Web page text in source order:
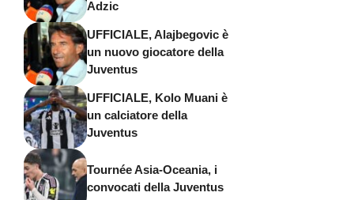
Adzic
UFFICIALE, Alajbegovic è
un nuovo giocatore della
Juventus
UFFICIALE, Kolo Muani è
un calciatore della
Juventus
Tournée Asia-Oceania, i
convocati della Juventus